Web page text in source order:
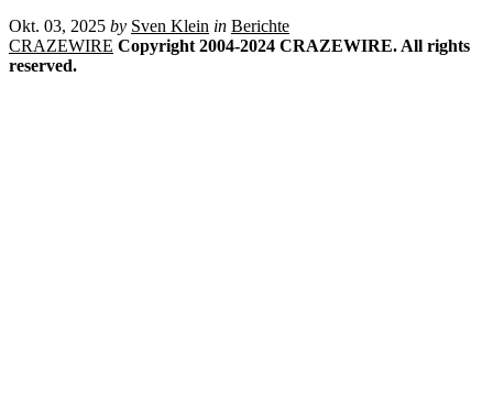
Okt. 03, 2025 by Sven Klein in Berichte
CRAZEWIRE Copyright 2004-2024 CRAZEWIRE. All rights
reserved.